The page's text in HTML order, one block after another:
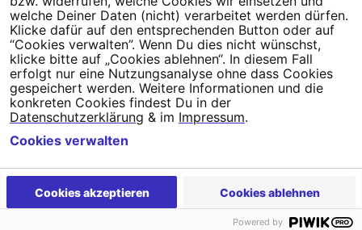
IBAN DE95 2‍5‍1‍2 0‍5‍1‍0 6‍9‍8‍0 0‍0‍0‍0 0‍0
SozialBank
Direkt online spenden
NewsletterHilfe und
FAQKontakt DatenschutzImpressumCookie Einstellungen
welche Deiner Daten (nicht) verarbeitet werden dürfen.
Klicke dafür auf den entsprechenden Button oder auf
“Cookies verwalten”. Wenn Du dies nicht wünschst,
klicke bitte auf „Cookies ablehnen“. In diesem Fall
erfolgt nur eine Nutzungsanalyse ohne dass Cookies
gespeichert werden. Weitere Informationen und die
konkreten Cookies findest Du in der
Datenschutzerklärung & im Impressum.
Cookies akzeptieren Cookies ablehnen
Cookies verwalten
Powered by